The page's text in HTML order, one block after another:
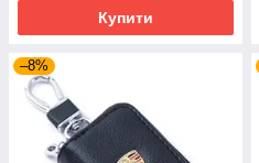
Купити
–8%